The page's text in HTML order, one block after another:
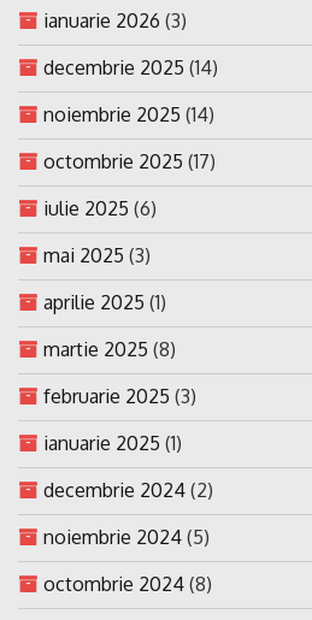
ianuarie 2026 (3)
decembrie 2025 (14)
noiembrie 2025 (14)
octombrie 2025 (17)
iulie 2025 (6)
mai 2025 (3)
aprilie 2025 (1)
martie 2025 (8)
februarie 2025 (3)
ianuarie 2025 (1)
decembrie 2024 (2)
noiembrie 2024 (5)
octombrie 2024 (8)